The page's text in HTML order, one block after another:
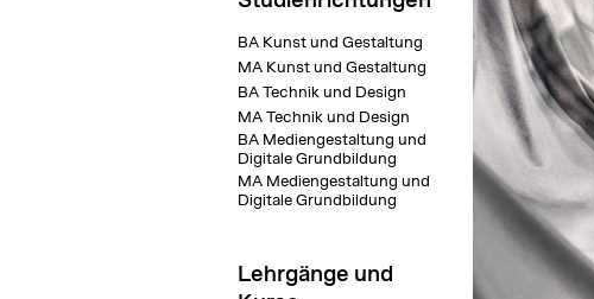
BA Kunst und Gestaltung
MA Kunst und Gestaltung
BA Technik und Design
MA Technik und Design
BA Mediengestaltung und
Digitale Grundbildung
MA Mediengestaltung und
Digitale Grundbildung
Lehrgänge und